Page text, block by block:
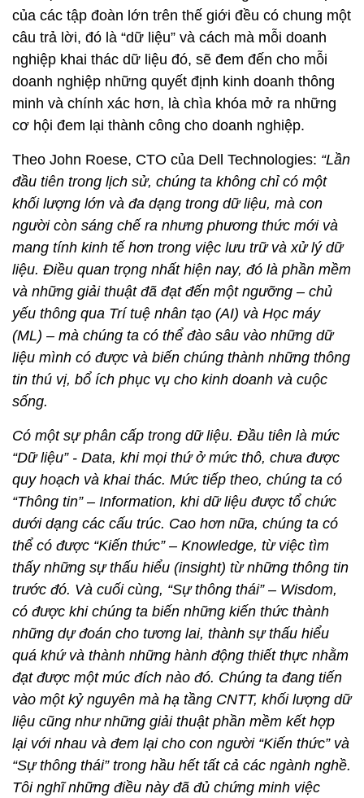
của các tập đoàn lớn trên thế giới đều có chung một
câu trả lời, đó là “dữ liệu” và cách mà mỗi doanh
nghiệp khai thác dữ liệu đó, sẽ đem đến cho mỗi
doanh nghiệp những quyết định kinh doanh thông
minh và chính xác hơn, là chìa khóa mở ra những
cơ hội đem lại thành công cho doanh nghiệp.
Theo John Roese, CTO của Dell Technologies: “Lần
đầu tiên trong lịch sử, chúng ta không chỉ có một
khối lượng lớn và đa dạng trong dữ liệu, mà con
người còn sáng chế ra nhưng phương thức mới và
mang tính kinh tế hơn trong việc lưu trữ và xử lý dữ
liệu. Điều quan trọng nhất hiện nay, đó là phần mềm
và những giải thuật đã đạt đến một ngưỡng – chủ
yếu thông qua Trí tuệ nhân tạo (AI) và Học máy
(ML) – mà chúng ta có thể đào sâu vào những dữ
liệu mình có được và biến chúng thành những thông
tin thú vị, bổ ích phục vụ cho kinh doanh và cuộc
sống.
Có một sự phân cấp trong dữ liệu. Đầu tiên là mức
“Dữ liệu” - Data, khi mọi thứ ở mức thô, chưa được
quy hoạch và khai thác. Mức tiếp theo, chúng ta có
“Thông tin” – Information, khi dữ liệu được tổ chức
dưới dạng các cấu trúc. Cao hơn nữa, chúng ta có
thể có được “Kiến thức” – Knowledge, từ việc tìm
thấy những sự thấu hiểu (insight) từ những thông tin
trước đó. Và cuối cùng, “Sự thông thái” – Wisdom,
có được khi chúng ta biến những kiến thức thành
những dự đoán cho tương lai, thành sự thấu hiểu
quá khứ và thành những hành động thiết thực nhằm
đạt được một múc đích nào đó. Chúng ta đang tiến
vào một kỷ nguyên mà hạ tầng CNTT, khối lượng dữ
liệu cũng như những giải thuật phần mềm kết hợp
lại với nhau và đem lại cho con người “Kiến thức” và
“Sự thông thái” trong hầu hết tất cả các ngành nghề.
Tôi nghĩ những điều này đã đủ chứng minh việc